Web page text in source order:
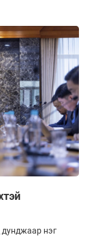
өчигдөр
дунджаар нэг